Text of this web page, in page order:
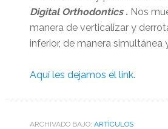
Digital Orthodontics . Nos
manera de verticalizar y
inferior, de manera simultánea
Aquí les dejamos el link.
ARCHIVADO BAJO: ARTÌCULOS